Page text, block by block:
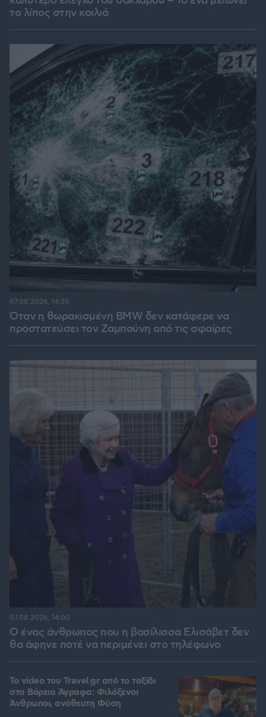
το λίπος στην κοιλιά
Όταν η θωρακισμένη BMW δεν κατάφερε να
προστατεύσει τον Ζαμπούνη από τις σφαίρες
07.08.2026, 14:35
Ο ένας άνθρωπος που η βασίλισσα Ελισάβετ δεν
θα άφηνε ποτέ να περιμένει στο τηλέφωνο
07.08.2026, 14:00
To video του Travel.gr από το ταξίδι
στα Βόρεια Άγραφα: Φιλόξενοι
Άνθρωποι, ανόθευτη Φύση